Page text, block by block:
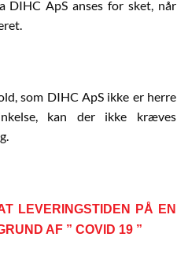
DIHC ApS anses for sket, når
som DIHC ApS ikke er herre
kan der ikke kræves
LEVERINGSTIDEN PÅ EN
AF ” COVID 19 ”